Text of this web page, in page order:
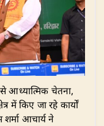
से आध्यात्मिक चेतना,
में किए जा रहे कार्यों
शर्मा आचार्य ने